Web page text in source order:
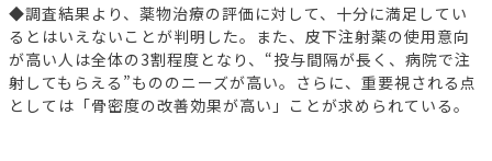
◆調査結果より、薬物治療の評価に対して、十分に満足してい
るとはいえないことが判明した。また、皮下注射薬の使用意向
が高い人は全体の3割程度となり、“投与間隔が長く、病院で注
射してもらえる”もののニーズが高い。さらに、重要視される点
としては「骨密度の改善効果が高い」ことが求められている。